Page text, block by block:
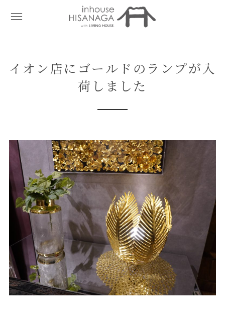
イオン店にゴールドのランプが入
荷しました